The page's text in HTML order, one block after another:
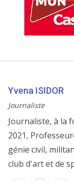
Yvena ISIDOR
Journaliste
Journaliste, à la
2021,
génie civil,
club d'art et de